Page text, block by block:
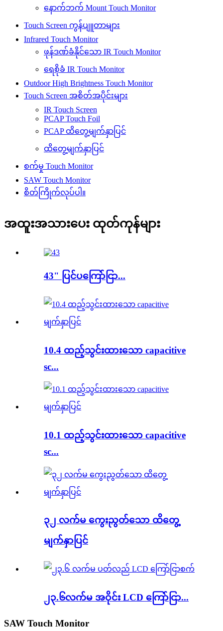
နောက်ဘက် Mount Touch Monitor
Touch Screen ကွန်ပျူတာများ
Infrared Touch Monitor
ဖုန်ဒဏ်ခံနိုင်သော IR Touch Monitor
ရေစိုခံ IR Touch Monitor
Outdoor High Brightness Touch Monitor
Touch Screen အစိတ်အပိုင်းများ
IR Touch Screen
PCAP Touch Foil
PCAP ထိတွေ့မျက်နှာပြင်
ထိတွေ့မျက်နှာပြင်
စက်မှု Touch Monitor
SAW Touch Monitor
စိတ်ကြိုက်လုပ်ပါ။
အထူးအသားပေး ထုတ်ကုန်များ
43" ပြင်ပကြော်ငြာ...
10.4 ထည့်သွင်းထားသော capacitive
sc...
10.1 ထည့်သွင်းထားသော capacitive
sc...
၃၂ လက်မ ကွေးညွတ်သော ထိတွေ့
မျက်နှာပြင်
၂၃.၆လက်မ အဝိုင်း LCD ကြော်ငြာ...
SAW Touch Monitor